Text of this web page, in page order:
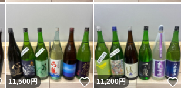
いいね！
11,500円 いいね！
11,200円